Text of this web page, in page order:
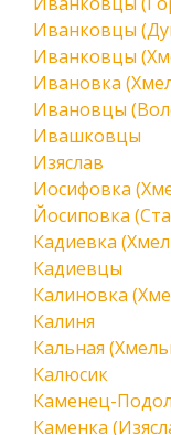
Иванковцы
Иванковцы
Ивановка
Ивановцы
Ивашковцы
Изяслав
Иосифовка
Йосиповка
Кадиевка
Кадиевцы
Калиновка
Калиня
Кальная
Калюсик
Каменец-
Каменка